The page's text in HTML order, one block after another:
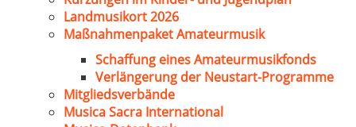
Landmusikort 2026
Maßnahmenpaket Amateurmusik
Schaffung eines Amateurmusikfonds
Verlängerung der Neustart-Programme
Mitgliedsverbände
Musica Sacra International